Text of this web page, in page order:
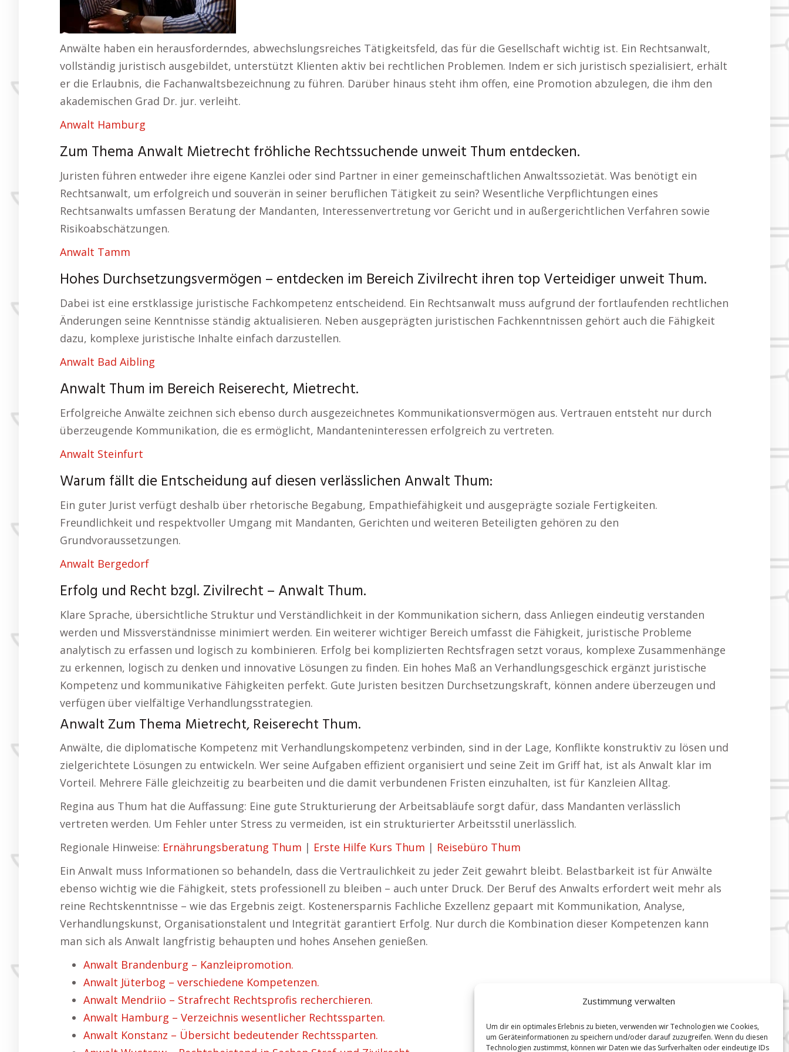
Zustimmung verwalten
Um dir ein optimales Erlebnis zu bieten, verwenden wir Technologien wie Cookies,
um Geräteinformationen zu speichern und/oder darauf zuzugreifen. Wenn du diesen
Technologien zustimmst, können wir Daten wie das Surfverhalten oder eindeutige IDs
Anwälte haben ein herausforderndes, abwechslungsreiches Tätigkeitsfeld, das für die Gesellschaft wichtig ist. Ein Rechtsanwalt,
vollständig juristisch ausgebildet, unterstützt Klienten aktiv bei rechtlichen Problemen. Indem er sich juristisch spezialisiert, erhält
er die Erlaubnis, die Fachanwaltsbezeichnung zu führen. Darüber hinaus steht ihm offen, eine Promotion abzulegen, die ihm den
akademischen Grad Dr. jur. verleiht.
Anwalt Hamburg
Zum Thema Anwalt Mietrecht fröhliche Rechtssuchende unweit Thum entdecken.
Juristen führen entweder ihre eigene Kanzlei oder sind Partner in einer gemeinschaftlichen Anwaltssozietät. Was benötigt ein
Rechtsanwalt, um erfolgreich und souverän in seiner beruflichen Tätigkeit zu sein? Wesentliche Verpflichtungen eines
Rechtsanwalts umfassen Beratung der Mandanten, Interessenvertretung vor Gericht und in außergerichtlichen Verfahren sowie
Risikoabschätzungen.
Anwalt Tamm
Hohes Durchsetzungsvermögen – entdecken im Bereich Zivilrecht ihren top Verteidiger unweit Thum.
Dabei ist eine erstklassige juristische Fachkompetenz entscheidend. Ein Rechtsanwalt muss aufgrund der fortlaufenden rechtlichen
Änderungen seine Kenntnisse ständig aktualisieren. Neben ausgeprägten juristischen Fachkenntnissen gehört auch die Fähigkeit
dazu, komplexe juristische Inhalte einfach darzustellen.
Anwalt Bad Aibling
Anwalt Thum im Bereich Reiserecht, Mietrecht.
Erfolgreiche Anwälte zeichnen sich ebenso durch ausgezeichnetes Kommunikationsvermögen aus. Vertrauen entsteht nur durch
überzeugende Kommunikation, die es ermöglicht, Mandanteninteressen erfolgreich zu vertreten.
Anwalt Steinfurt
Warum fällt die Entscheidung auf diesen verlässlichen Anwalt Thum:
Ein guter Jurist verfügt deshalb über rhetorische Begabung, Empathiefähigkeit und ausgeprägte soziale Fertigkeiten.
Freundlichkeit und respektvoller Umgang mit Mandanten, Gerichten und weiteren Beteiligten gehören zu den
Grundvoraussetzungen.
Anwalt Bergedorf
Erfolg und Recht bzgl. Zivilrecht – Anwalt Thum.
Klare Sprache, übersichtliche Struktur und Verständlichkeit in der Kommunikation sichern, dass Anliegen eindeutig verstanden
werden und Missverständnisse minimiert werden. Ein weiterer wichtiger Bereich umfasst die Fähigkeit, juristische Probleme
analytisch zu erfassen und logisch zu kombinieren. Erfolg bei komplizierten Rechtsfragen setzt voraus, komplexe Zusammenhänge
zu erkennen, logisch zu denken und innovative Lösungen zu finden. Ein hohes Maß an Verhandlungsgeschick ergänzt juristische
Kompetenz und kommunikative Fähigkeiten perfekt. Gute Juristen besitzen Durchsetzungskraft, können andere überzeugen und
verfügen über vielfältige Verhandlungsstrategien.
Anwalt Zum Thema Mietrecht, Reiserecht Thum.
Anwälte, die diplomatische Kompetenz mit Verhandlungskompetenz verbinden, sind in der Lage, Konflikte konstruktiv zu lösen und
zielgerichtete Lösungen zu entwickeln. Wer seine Aufgaben effizient organisiert und seine Zeit im Griff hat, ist als Anwalt klar im
Vorteil. Mehrere Fälle gleichzeitig zu bearbeiten und die damit verbundenen Fristen einzuhalten, ist für Kanzleien Alltag.
Regina aus Thum hat die Auffassung: Eine gute Strukturierung der Arbeitsabläufe sorgt dafür, dass Mandanten verlässlich
vertreten werden. Um Fehler unter Stress zu vermeiden, ist ein strukturierter Arbeitsstil unerlässlich.
Regionale Hinweise: Ernährungsberatung Thum | Erste Hilfe Kurs Thum | Reisebüro Thum
Ein Anwalt muss Informationen so behandeln, dass die Vertraulichkeit zu jeder Zeit gewahrt bleibt. Belastbarkeit ist für Anwälte
ebenso wichtig wie die Fähigkeit, stets professionell zu bleiben – auch unter Druck. Der Beruf des Anwalts erfordert weit mehr als
reine Rechtskenntnisse – wie das Ergebnis zeigt. Kostenersparnis Fachliche Exzellenz gepaart mit Kommunikation, Analyse,
Verhandlungskunst, Organisationstalent und Integrität garantiert Erfolg. Nur durch die Kombination dieser Kompetenzen kann
man sich als Anwalt langfristig behaupten und hohes Ansehen genießen.
Anwalt Brandenburg – Kanzleipromotion.
Anwalt Jüterbog – verschiedene Kompetenzen.
Anwalt Mendriio – Strafrecht Rechtsprofis recherchieren.
Anwalt Hamburg – Verzeichnis wesentlicher Rechtssparten.
Anwalt Konstanz – Übersicht bedeutender Rechtssparten.